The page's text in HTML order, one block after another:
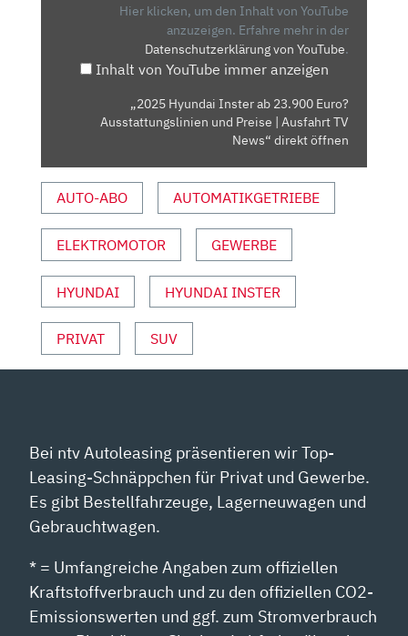
AUSSTATTUNGSLINIEN
NEWS“
VON
YOUTUBE
ANZEIGEN
Hier klicken, um den Inhalt von YouTube
anzuzeigen. Erfahre mehr in der
Datenschutzerklärung von YouTube.
Inhalt von YouTube immer anzeigen
„2025 Hyundai Inster ab 23.900 Euro?
Ausstattungslinien und Preise | Ausfahrt TV
News“ direkt öffnen
AUTO-ABO AUTOMATIKGETRIEBE
ELEKTROMOTOR GEWERBE
HYUNDAI HYUNDAI INSTER
PRIVAT SUV
Bei ntv Autoleasing präsentieren wir Top-
Leasing-Schnäppchen für Privat und Gewerbe.
Es gibt Bestellfahrzeuge, Lagerneuwagen und
Gebrauchtwagen.
* = Umfangreiche Angaben zum offiziellen
Kraftstoffverbrauch und zu den offiziellen CO2-
Emissionswerten und ggf. zum Stromverbrauch